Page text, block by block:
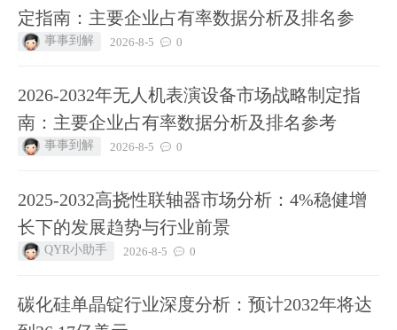
定指南：主要企业占有率数据分析及排名参
事事到解 2026-8-5 0
2026-2032年无人机表演设备市场战略制定指
南：主要企业占有率数据分析及排名参考
事事到解 2026-8-5 0
2025-2032高挠性联轴器市场分析：4%稳健增
长下的发展趋势与行业前景
QYR小助手 2026-8-5 0
碳化硅单晶锭行业深度分析：预计2032年将达